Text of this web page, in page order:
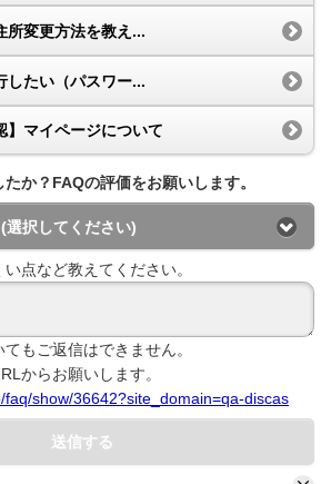
所変更方法を教え...
したい（パスワー...
】マイページについて
か？FAQの評価をお願いします。
(選択してください)
点など教えてください。
もご返信はできません。
からお願いします。
faq/show/36642?site_domain=qa-discas
送信する